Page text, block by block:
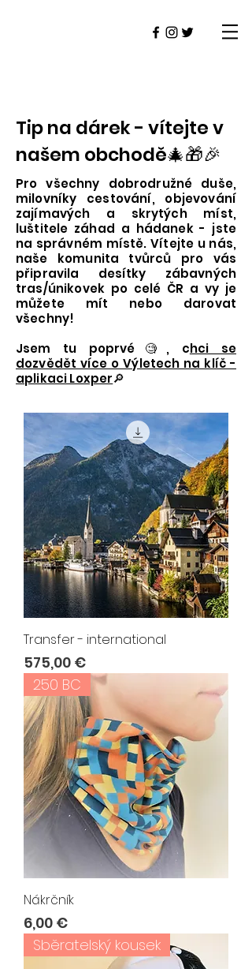
Tip na dárek - vítejte v
našem obchodě🎄🎁🎉
Pro všechny dobrodružné duše,
milovníky cestování, objevování
zajímavých a skrytých míst,
luštitele záhad a hádanek - jste
na správném místě. Vítejte u nás,
naše komunita tvůrců pro vás
připravila desítky zábavných
tras/únikovek po celé ČR a vy je
můžete mít nebo darovat
všechny!
Jsem tu poprvé🧐, chci se
dozvědět více o Výletech na klíč -
aplikaci Loxper🔎
Transfer - international
Cena
575,00 €
250 BC
Nákrčník
Cena
6,00 €
Sběratelský kousek